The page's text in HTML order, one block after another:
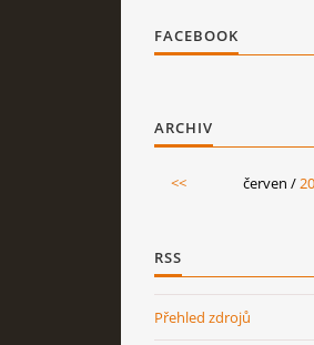
FACEBOOK
ARCHIV
<< červen /
RSS
Přehled zdrojů